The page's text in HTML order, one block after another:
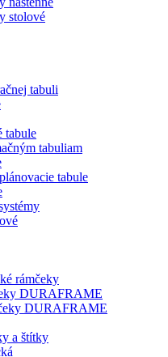
stolové
tabuli
tabule
tabuliam
tabule
rámčeky
DURAFRAME
DURAFRAME
a štítky